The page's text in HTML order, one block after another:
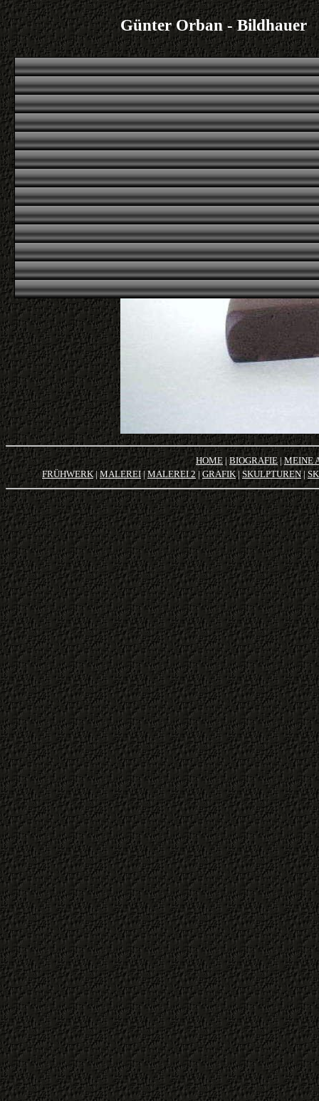
Günter Orban - Bildhauer
Übersicht |erstes|voriges|nächstes|letztes
HOME|BIOGRAFIE|MEINE
FRÜHWERK|MALEREI| MALEREI 2|GRAFIK|SKULPTUREN|